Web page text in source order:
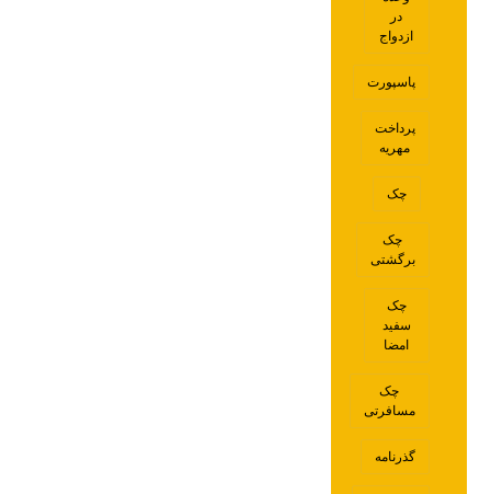
در
ازدواج
پاسپورت
پرداخت
مهریه
چک
چک
برگشتی
چک
سفید
امضا
چک
مسافرتی
گذرنامه